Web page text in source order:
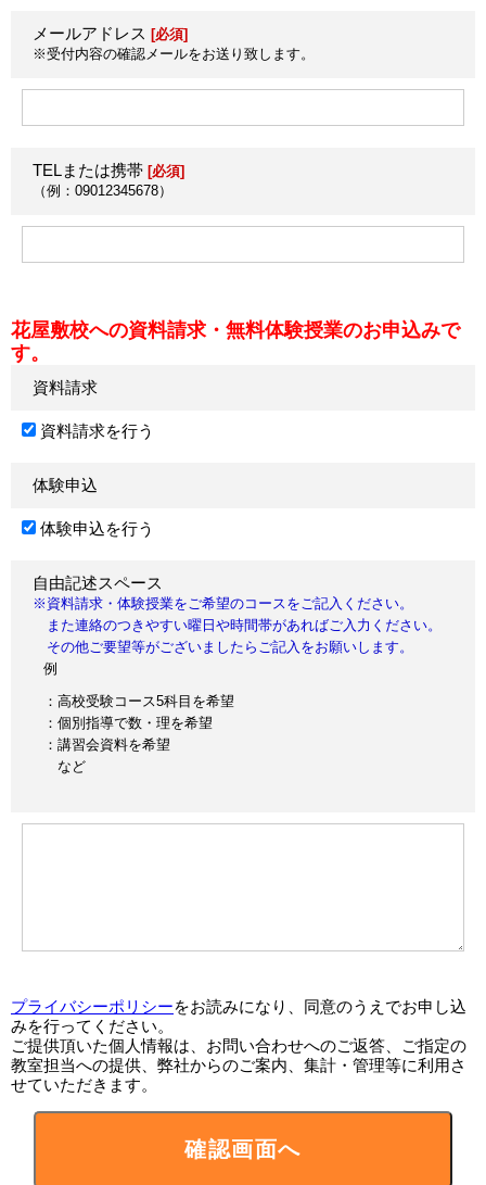
メールアドレス [必須]
※受付内容の確認メールをお送り致します。
TELまたは携帯 [必須]
（例：09012345678）
花屋敷校への資料請求・無料体験授業のお申込みで
す。
資料請求
資料請求を行う
体験申込
体験申込を行う
自由記述スペース
※資料請求・体験授業をご希望のコースをご記入ください。
また連絡のつきやすい曜日や時間帯があればご入力ください。
その他ご要望等がございましたらご記入をお願いします。
例
：高校受験コース5科目を希望
：個別指導で数・理を希望
：講習会資料を希望
など
プライバシーポリシーをお読みになり、同意のうえでお申し込
みを行ってください。
ご提供頂いた個人情報は、お問い合わせへのご返答、ご指定の
教室担当への提供、弊社からのご案内、集計・管理等に利用さ
せていただきます。